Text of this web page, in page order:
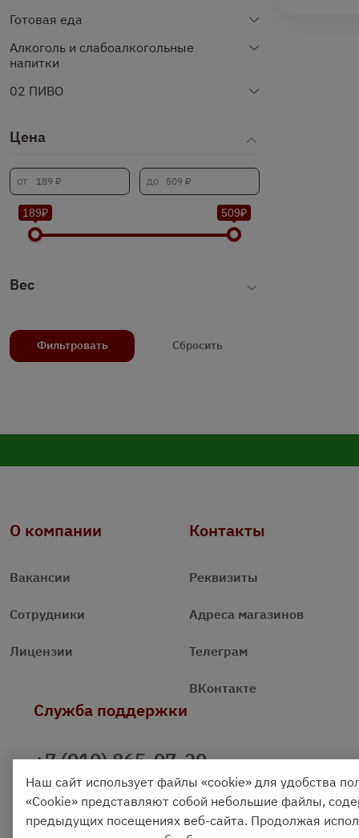
Готовая еда
Алкоголь и слабоалкогольные
напитки
02 ПИВО
Цена
189₽ 509₽
Вес
Фильтровать Сбросить
О компании
Вакансии
Сотрудники
Лицензии
Контакты
Реквизиты
Адреса магазинов
Телеграм
ВКонтакте
Служба поддержки
+7 (910) 865-97-20
+7 (4842) 704 555
Наш сайт использует файлы «cookie» для удобства
«Cookie» представляют собой небольшие файлы,
предыдущих посещениях веб-сайта. Продолжая